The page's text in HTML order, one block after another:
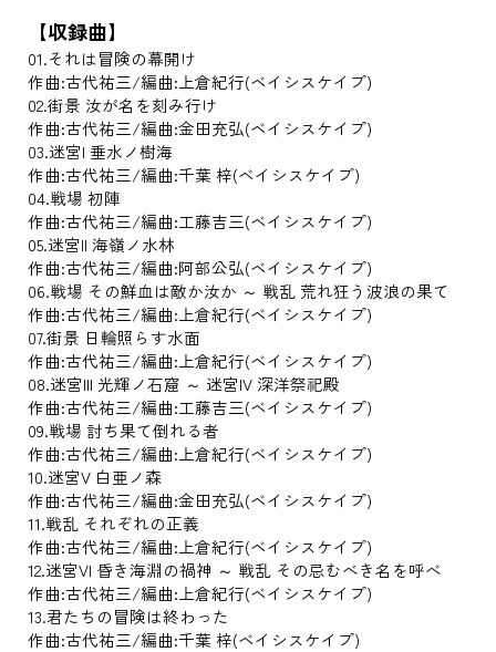
【収録曲】
01.それは冒険の幕開け
作曲:古代祐三/編曲:上倉紀行(ベイシスケイプ)
02.街景 汝が名を刻み行け
作曲:古代祐三/編曲:金田充弘(ベイシスケイプ)
03.迷宮I 垂水ノ樹海
作曲:古代祐三/編曲:千葉 梓(ベイシスケイプ)
04.戦場 初陣
作曲:古代祐三/編曲:工藤吉三(ベイシスケイプ)
05.迷宮II 海嶺ノ水林
作曲:古代祐三/編曲:阿部公弘(ベイシスケイプ)
06.戦場 その鮮血は敵か汝か ～ 戦乱 荒れ狂う波浪の果て
作曲:古代祐三/編曲:上倉紀行(ベイシスケイプ)
07.街景 日輪照らす水面
作曲:古代祐三/編曲:上倉紀行(ベイシスケイプ)
08.迷宮III 光輝ノ石窟 ～ 迷宮IV 深洋祭祀殿
作曲:古代祐三/編曲:工藤吉三(ベイシスケイプ)
09.戦場 討ち果て倒れる者
作曲:古代祐三/編曲:上倉紀行(ベイシスケイプ)
10.迷宮V 白亜ノ森
作曲:古代祐三/編曲:金田充弘(ベイシスケイプ)
11.戦乱 それぞれの正義
作曲:古代祐三/編曲:上倉紀行(ベイシスケイプ)
12.迷宮VI 昏き海淵の禍神 ～ 戦乱 その忌むべき名を呼べ
作曲:古代祐三/編曲:上倉紀行(ベイシスケイプ)
13.君たちの冒険は終わった
作曲:古代祐三/編曲:千葉 梓(ベイシスケイプ)